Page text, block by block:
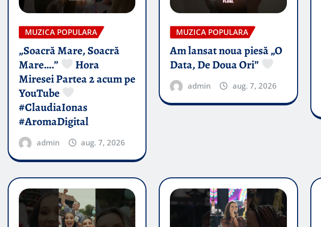
MUZICA POPULARA
„Soacră Mare, Soacră
Mare….”
Hora
Miresei Partea 2 acum pe
YouTube
#ClaudiaIonas
#AromaDigital
admin aug. 7, 2026
MUZICA POPULARA
Am lansat noua piesă „O
Data, De Doua Ori”
admin aug. 7, 2026